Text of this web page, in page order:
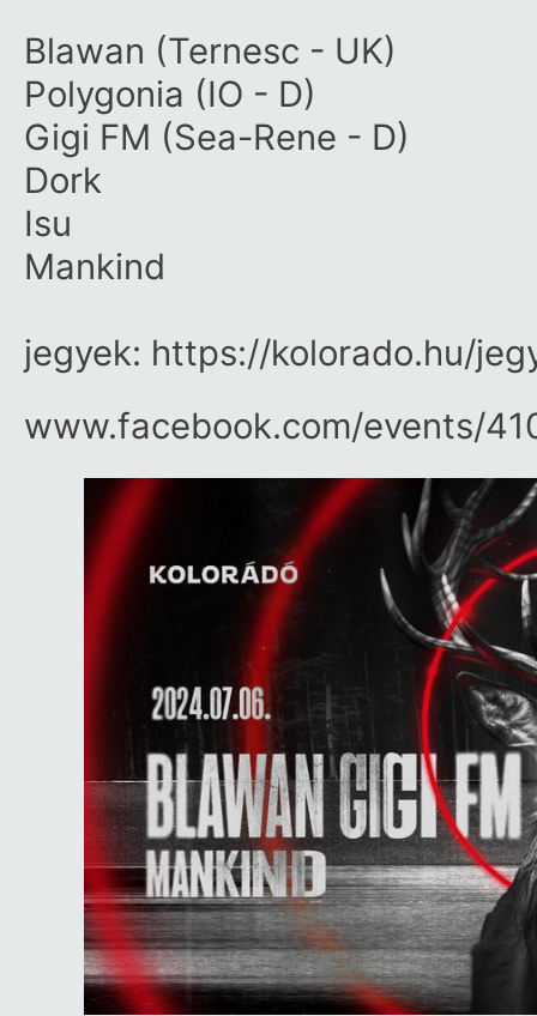
Blawan (Ternesc - UK)
Polygonia (IO - D)
Gigi FM (Sea-Rene - D)
Dork
Isu
Mankind
jegyek: https://kolorado.hu/
www.facebook.com/​events/​